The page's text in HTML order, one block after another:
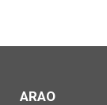
ARAO